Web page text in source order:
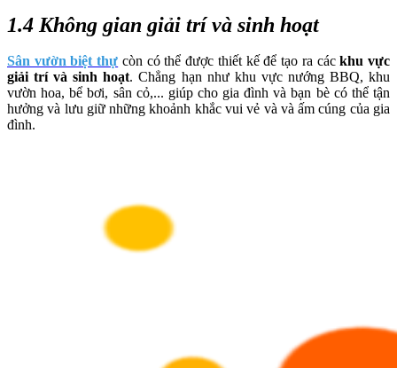
1.4 Không gian giải trí và sinh hoạt
Sân vườn biệt thự còn có thể được thiết kế để tạo ra cáckhu vực
giải trí và sinh hoạt. Chẳng hạn như khu vực nướng BBQ, khu
vườn hoa, bể bơi, sân cỏ,... giúp cho gia đình và bạn bè có thể tận
hưởng và lưu giữ những khoảnh khắc vui vẻ và và ấm cúng của gia
đình.